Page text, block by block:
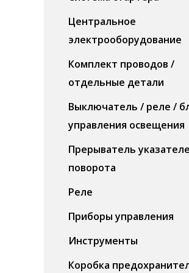
Центральное
электрооборудование
Комплект проводов /
отдельные детали
Выключатель / реле /
управления освещения
Прерыватель
поворота
Реле
Приборы управления
Инструменты
Коробка